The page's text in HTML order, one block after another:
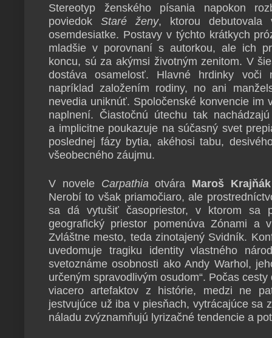
Stereotyp ženského písania napokon
poviedok Staré ženy, ktorou
osemdesiatke. Postavy v týchto krátkych
mladšie v porovnaní s autorkou, ale ich
koncu, sú za akýmsi životným zenitom. V
dostáva osamelosť. Hlavné hrdinky voči
napríklad založením rodiny, no ani
nevedia uniknúť. Spoločenské konvencie im
naplnení. Čiastočnú útechu tak
a implicitne poukazuje na súčasný svet
poslednej fázy bytia, akéhosi tabu,
všeobecného záujmu.
V novele Carpathia otvára Maroš Krajňák
Nerobí to však priamočiaro, ale
sa dá vytušiť časopriestor, v ktorom sa
geografický priestor pomenúva Zónami
Zvláštne mesto, teda zinotajený Svidník.
uvedomuje tragiku identity vlastného
svetoznáme osobnosti ako Andy Warhol,
určeným spravodlivým osudom“. Počas
viacero artefaktov z histórie, medzi ne
jestvujúce už iba v piesňach, vytrácajúce sa
náladu zvýznamňujú lyrizačné tendencie a